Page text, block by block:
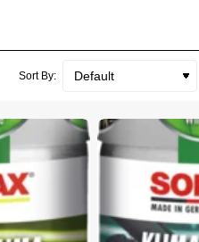
Sort By: